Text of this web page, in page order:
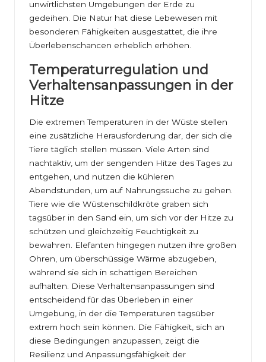
unwirtlichsten Umgebungen der Erde zu
gedeihen. Die Natur hat diese Lebewesen mit
besonderen Fähigkeiten ausgestattet, die ihre
Überlebenschancen erheblich erhöhen.
Temperaturregulation und
Verhaltensanpassungen in der
Hitze
Die extremen Temperaturen in der Wüste stellen
eine zusätzliche Herausforderung dar, der sich die
Tiere täglich stellen müssen. Viele Arten sind
nachtaktiv, um der sengenden Hitze des Tages zu
entgehen, und nutzen die kühleren
Abendstunden, um auf Nahrungssuche zu gehen.
Tiere wie die Wüstenschildkröte graben sich
tagsüber in den Sand ein, um sich vor der Hitze zu
schützen und gleichzeitig Feuchtigkeit zu
bewahren. Elefanten hingegen nutzen ihre großen
Ohren, um überschüssige Wärme abzugeben,
während sie sich in schattigen Bereichen
aufhalten. Diese Verhaltensanpassungen sind
entscheidend für das Überleben in einer
Umgebung, in der die Temperaturen tagsüber
extrem hoch sein können. Die Fähigkeit, sich an
diese Bedingungen anzupassen, zeigt die
Resilienz und Anpassungsfähigkeit der